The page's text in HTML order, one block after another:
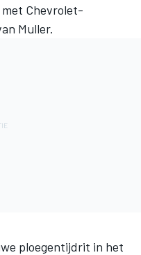
Chevrolet-
Muller.
ploegentijdrit in het